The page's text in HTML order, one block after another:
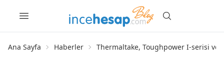
Ana Sayfa Haberler Thermaltake, Toughpower I-serisi ve